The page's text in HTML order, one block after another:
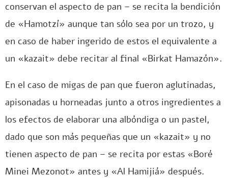
conservan el aspecto de pan – se recita la bendición
de «Hamotzí» aunque tan sólo sea por un trozo, y
en caso de haber ingerido de estos el equivalente a
un «kazait» debe recitar al final «Birkat Hamazón».
En el caso de migas de pan que fueron aglutinadas,
apisonadas u horneadas junto a otros ingredientes a
los efectos de elaborar una albóndiga o un pastel,
dado que son más pequeñas que un «kazait» y no
tienen aspecto de pan – se recita por estas «Boré
Minei Mezonot» antes y «Al Hamijiá» después.